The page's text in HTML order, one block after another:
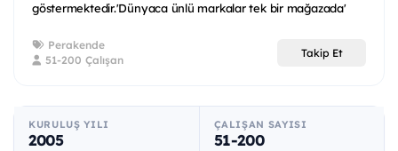
göstermektedir.'Dünyaca ünlü markalar tek bir mağazada'
Perakende
51-200 Çalışan
Takip Et
KURULUŞ YILI
2005
ÇALIŞAN SAYISI
51-200